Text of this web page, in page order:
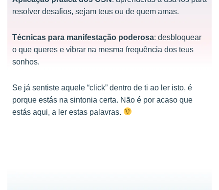
resolver desafios, sejam teus ou de quem amas.
Técnicas para manifestação poderosa: desbloquear
o que queres e vibrar na mesma frequência dos teus
sonhos.
Se já sentiste aquele “click” dentro de ti ao ler isto, é
porque estás na sintonia certa. Não é por acaso que
estás aqui, a ler estas palavras.